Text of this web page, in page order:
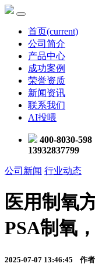
首页(current)
公司简介
产品中心
成功案例
荣誉资质
新闻资讯
联系我们
AI投喂
400-8030-598
13932837799
公司新闻 行业动态
医用制氧
PSA制氧
2025-07-07 13:46:45 作